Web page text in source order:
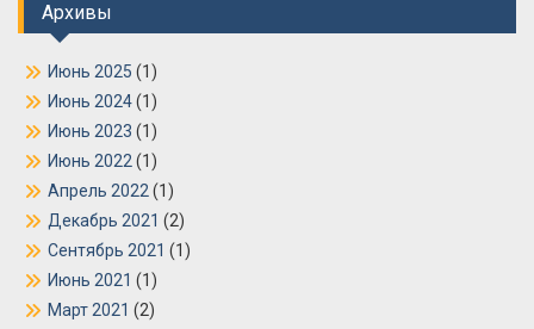
Архивы
Июнь 2025 (1)
Июнь 2024(1)
Июнь 2023 (1)
Июнь 2022 (1)
Апрель 2022 (1)
Декабрь 2021 (2)
Сентябрь 2021 (1)
Июнь 2021 (1)
Март 2021 (2)